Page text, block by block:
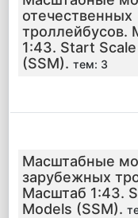
отечественных
троллейбусов.
1:43. Start
(SSM). тем: 3
Масштабные
зарубежных
Масштаб 1:43.
Models (SSM).